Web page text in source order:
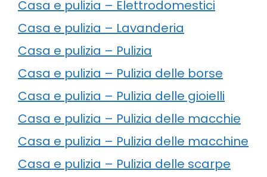
Casa e pulizia – Elettrodomestici
Casa e pulizia – Lavanderia
Casa e pulizia – Pulizia
Casa e pulizia – Pulizia delle borse
Casa e pulizia – Pulizia delle gioielli
Casa e pulizia – Pulizia delle macchie
Casa e pulizia – Pulizia delle macchine
Casa e pulizia – Pulizia delle scarpe